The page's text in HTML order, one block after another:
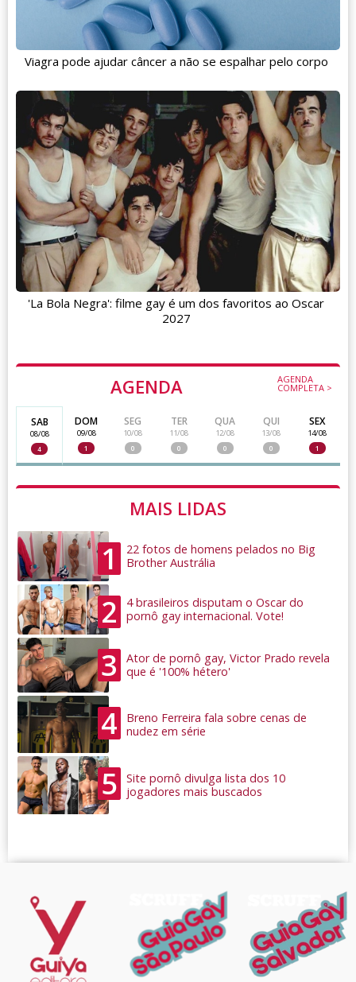
AGENDA AGENDA
COMPLETA >
SAB
08/08
4
DOM
09/08
1
SEG
10/08
0
TER
11/08
0
QUA
12/08
0
QUI
13/08
0
SEX
14/08
1
MAIS LIDAS
1
22 fotos de homens pelados no Big
Brother Austrália
2
4 brasileiros disputam o Oscar do
pornô gay internacional. Vote!
3
Ator de pornô gay, Victor Prado revela
que é '100% hétero'
4
Breno Ferreira fala sobre cenas de
nudez em série
5
Site pornô divulga lista dos 10
jogadores mais buscados
Viagra pode ajudar câncer a não se espalhar pelo corpo
'La Bola Negra': filme gay é um dos favoritos ao Oscar
2027